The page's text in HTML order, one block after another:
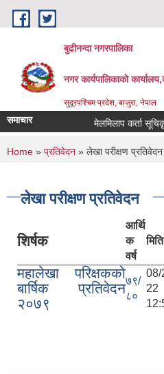
Skip to main content
बुढीनन्दा नगरपालिका
नगर कार्यपालिकाकाे
सुदूरपश्चिम प्रदेश, बाजुरा, नेपाल
समाचार मेलमिलाप कर्ता सूचिकृत
You are here
Home » प्रतिवेदन » लेखा परीक्षण प्रतिवेदन
लेखा परीक्षण प्रतिवेदन
शिर्षक
आर्थि
क
वर्ष
मिति
महालेखा परिक्षकको
बार्षिक प्रतिवेदन
२०७९
७९/
८०
08/